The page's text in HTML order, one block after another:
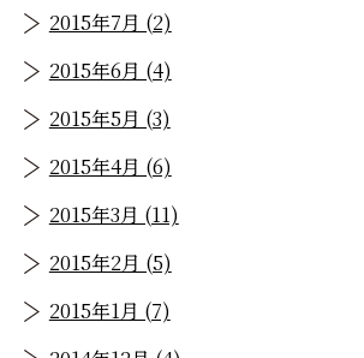
2015年7月 (2)
2015年6月 (4)
2015年5月 (3)
2015年4月 (6)
2015年3月 (11)
2015年2月 (5)
2015年1月 (7)